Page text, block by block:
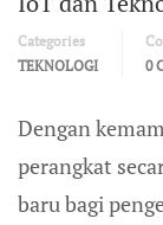
Categories
TEKNOLOGI
0
Dengan
perangkat
baru bagi